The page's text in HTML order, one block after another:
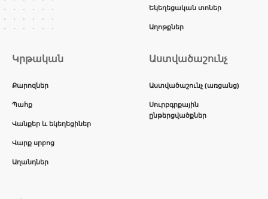
Եկեղեցական տոներ
Աղոթքներ
Կրթական
Քարոզներ
Պահք
Վանքեր և եկեղեցիներ
Վարք սրբոց
Աղանդներ
Աստվածաշունչ
Աստվածաշունչ (առցանց)
Սուրբգրքային
ընթերցվածքներ